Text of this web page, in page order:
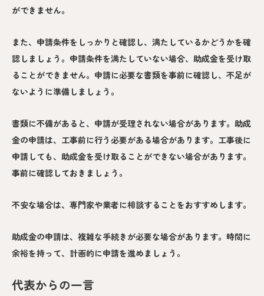
ができません。
また、申請条件をしっかりと確認し、満たしているかどうかを確
認しましょう。申請条件を満たしていない場合、助成金を受け取
ることができません。申請に必要な書類を事前に確認し、不足が
ないように準備しましょう。
書類に不備があると、申請が受理されない場合があります。助成
金の申請は、工事前に行う必要がある場合があります。工事後に
申請しても、助成金を受け取ることができない場合があります。
事前に確認しておきましょう。
不安な場合は、専門家や業者に相談することをおすすめします。
助成金の申請は、複雑な手続きが必要な場合があります。時間に
余裕を持って、計画的に申請を進めましょう。
代表からの一言